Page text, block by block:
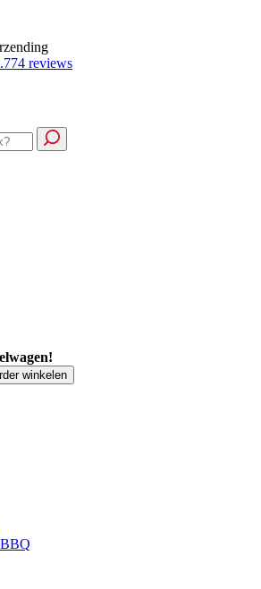
reviews
winkelen